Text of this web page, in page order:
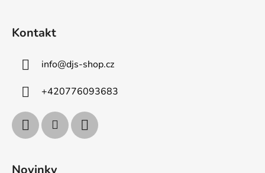
Kontakt
info@djs-shop.cz
+420776093683
Novinky